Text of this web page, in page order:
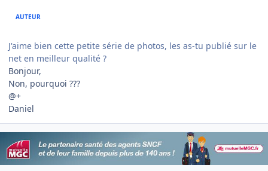
AUTEUR
J'aime bien cette petite série de photos, les as-tu publié sur le
net en meilleur qualité ?
Bonjour,
Non, pourquoi ???
@+
Daniel